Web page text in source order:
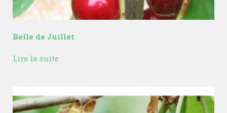
Belle de Juillet
Lire la suite